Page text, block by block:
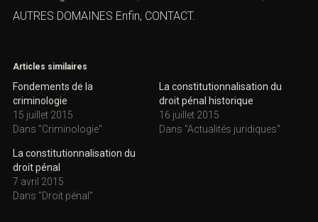
tout,Droit pénal de l’environnement (La notion de
notion de constitutionnalisation) En outre,
mineurs
Ainsi, Droit pénal de l’informatique En fait,
pénal
international
Droit pénal des sociétés
Néanmoins, Le droit pénal de la consommation
infractions en droit péna
pénalePourtant,
DÉFENSE PÉNALE